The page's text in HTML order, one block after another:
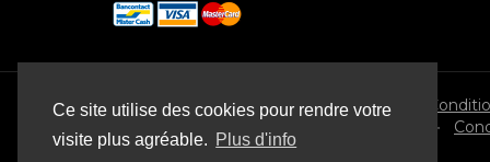
Ce site utilise des cookies pour rendre votre
visite plus agréable. Plus d'info
© 2026 Pneu Vanhamme
•